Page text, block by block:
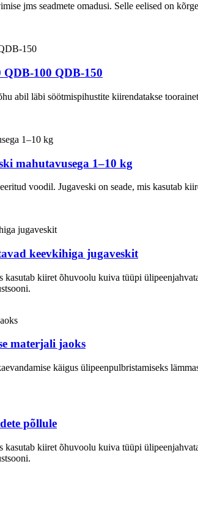
jms seadmete omadusi. Selle eelised on
100 QDB-150
abil läbi söötmispihustite kiirendatakse
mahutavusega 1–10 kg
voodil. Jugaveski on seade, mis kasutab
keevkihiga jugaveskit
kiiret õhuvoolu kuiva tüüpi
materjali jaoks
käigus ülipeenpulbristamiseks
põllule
kiiret õhuvoolu kuiva tüüpi